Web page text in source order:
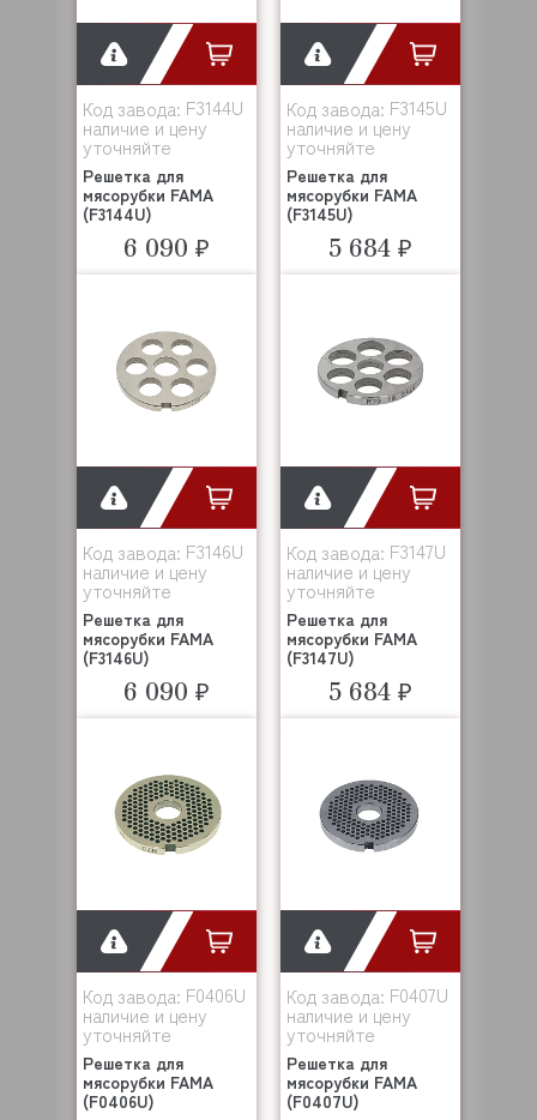
Код завода: F3144U
наличие и цену
уточняйте
Решетка для
мясорубки FAMA
(F3144U)
6 090 ₽
Код завода: F3145U
наличие и цену
уточняйте
Решетка для
мясорубки FAMA
(F3145U)
5 684 ₽
Код завода: F3146U
наличие и цену
уточняйте
Решетка для
мясорубки FAMA
(F3146U)
6 090 ₽
Код завода: F3147U
наличие и цену
уточняйте
Решетка для
мясорубки FAMA
(F3147U)
5 684 ₽
Код завода: F0406U
наличие и цену
уточняйте
Решетка для
мясорубки FAMA
(F0406U)
Код завода: F0407U
наличие и цену
уточняйте
Решетка для
мясорубки FAMA
(F0407U)